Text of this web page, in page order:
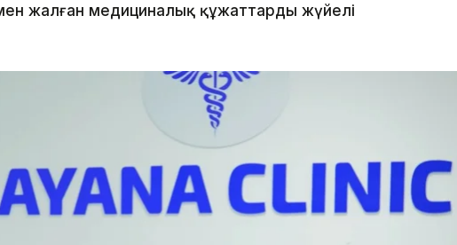
жалған медициналық құжаттардың жүйелі